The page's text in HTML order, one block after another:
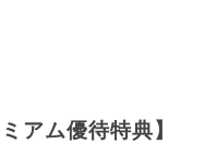
アム優待特典】